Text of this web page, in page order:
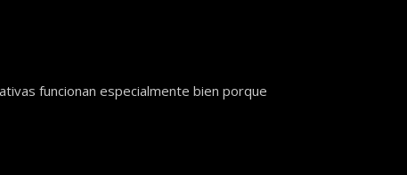
funcionan especialmente bien porque